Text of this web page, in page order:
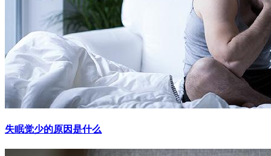
失眠觉少的原因是什么